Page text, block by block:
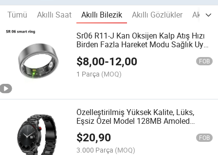
Tümü Akıllı Saat Akıllı Bilezik Akıllı Gözlükler
Akıllı
Sr06 R11-J Kan Oksijen Kalp Atış Hızı
Birden Fazla Hareket Modu Sağlık Uyku
Uygulaması Akıllı Yüzük
$8,00-12,00 FOB
1 Parça (MOQ)
Özelleştirilmiş Yüksek Kalite, Lüks,
Eşsiz Özel Model 128MB Amoled
Büyük 1.45inch Tam Dokunmatik
Yuvarlak Ekran Erkekler İş Modası
Am100 Metal Akıllı Saat
$20,90 FOB
3.000 Parça (MOQ)